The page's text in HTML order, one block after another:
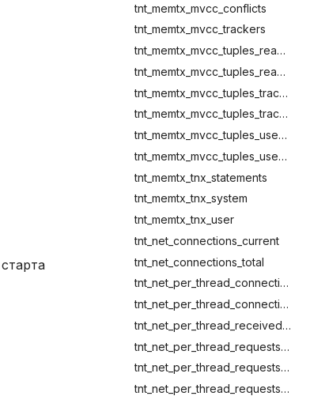
tnt_memtx_mvcc_conflicts
tnt_memtx_mvcc_trackers
tnt_memtx_mvcc_tuples_read_view_retained
tnt_memtx_mvcc_tuples_read_view_stories
tnt_memtx_mvcc_tuples_tracking_retained
tnt_memtx_mvcc_tuples_tracking_stories
tnt_memtx_mvcc_tuples_used_retained
tnt_memtx_mvcc_tuples_used_stories
tnt_memtx_tnx_statements
tnt_memtx_tnx_system
tnt_memtx_tnx_user
tnt_net_connections_current
tnt_net_connections_total
tnt_net_per_thread_connections_current
tnt_net_per_thread_connections_total
tnt_net_per_thread_received_total
tnt_net_per_thread_requests_current
tnt_net_per_thread_requests_in_progress_current
tnt_net_per_thread_requests_in_progress_total